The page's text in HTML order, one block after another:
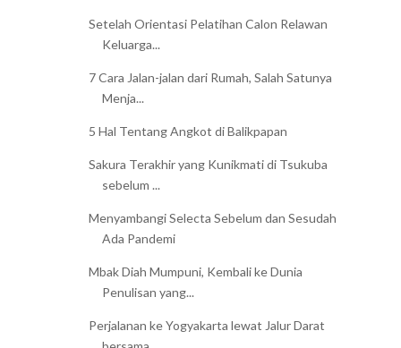
Setelah Orientasi Pelatihan Calon Relawan
Keluarga...
7 Cara Jalan-jalan dari Rumah, Salah Satunya
Menja...
5 Hal Tentang Angkot di Balikpapan
Sakura Terakhir yang Kunikmati di Tsukuba
sebelum ...
Menyambangi Selecta Sebelum dan Sesudah
Ada Pandemi
Mbak Diah Mumpuni, Kembali ke Dunia
Penulisan yang...
Perjalanan ke Yogyakarta lewat Jalur Darat